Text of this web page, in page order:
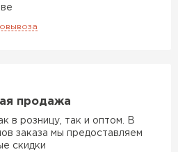
продажа
в розницу, так и оптом. В
заказа мы предоставляем
скидки